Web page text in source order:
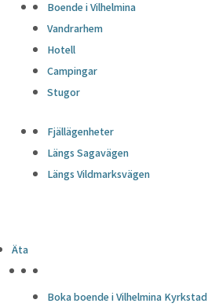
Boende i Vilhelmina
Vandrarhem
Hotell
Campingar
Stugor
Fjällägenheter
Längs Sagavägen
Längs Vildmarksvägen
Äta
Boka boende i Vilhelmina Kyrkstad